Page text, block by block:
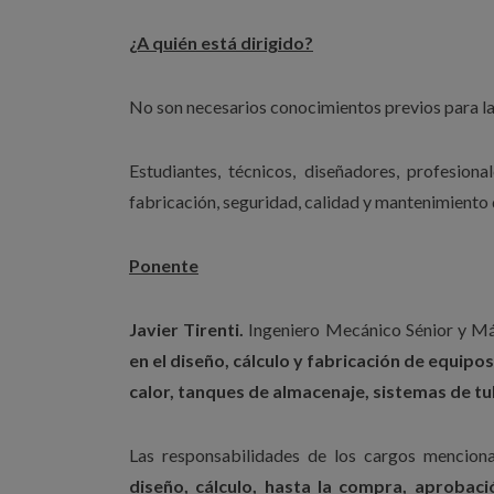
¿A quién está dirigido?
No son necesarios conocimientos previos para
Estudiantes, técnicos, diseñadores,
fabricación, seguridad, calidad y
Ponente
Javier Tirenti. Ingeniero Mecánico Sénior y
en el diseño, cálculo y fabricación de
calor, tanques de almacenaje, sistemas de
Las responsabilidades de los cargos
diseño, cálculo, hasta la compra,